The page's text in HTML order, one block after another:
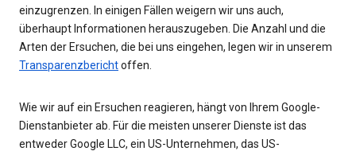
einzugrenzen. In einigen Fällen weigern wir uns auch,
überhaupt Informationen herauszugeben. Die Anzahl und die
Arten der Ersuchen, die bei uns eingehen, legen wir in unserem
Transparenzberichtoffen.
Wie wir auf ein Ersuchen reagieren, hängt von Ihrem Google-
Dienstanbieter ab. Für die meisten unserer Dienste ist das
entweder Google LLC, ein US-Unternehmen, das US-